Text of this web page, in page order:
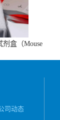
盒（Mouse
司动态